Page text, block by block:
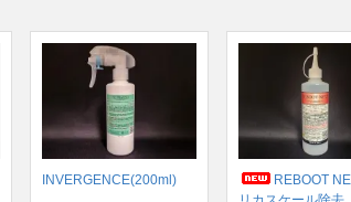
INVERGENCE(200ml)
REBOOT